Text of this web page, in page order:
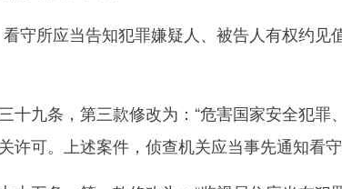
所应当告知犯罪嫌疑人、被告人有权约见
九条，第三款修改为：“危害国家安全犯罪
许可。上述案件，侦查机关应当事先通知看